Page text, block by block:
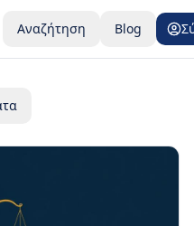
Αναζήτηση Blog